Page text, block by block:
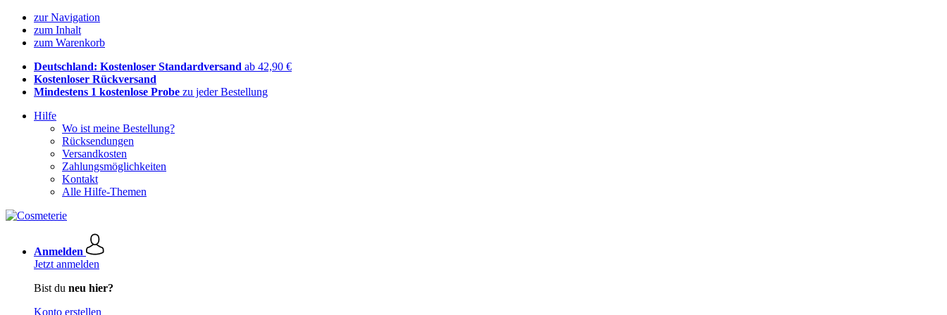
zur Navigation
zum Inhalt
zum Warenkorb
Deutschland: Kostenloser Standardversand ab 42,90 €
Kostenloser Rückversand
Mindestens 1 kostenlose Probe zu jeder Bestellung
Hilfe
Wo ist meine Bestellung?
Rücksendungen
Versandkosten
Zahlungsmöglichkeiten
Kontakt
Alle Hilfe-Themen
Anmelden
Jetzt anmelden
Bist du neu hier?
Konto erstellen